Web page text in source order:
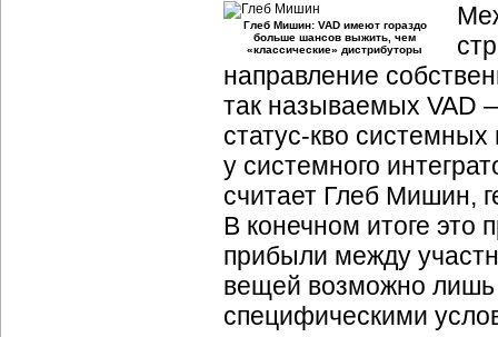
Глеб Мишин: VAD имеют гораздо
больше шансов выжить, чем
«классические» дистрибуторы
направление
так называемых VAD
статус-кво системных
у системного
считает Глеб Мишин,
В конечном итоге это
прибыли между
вещей возможно лишь
специфическими